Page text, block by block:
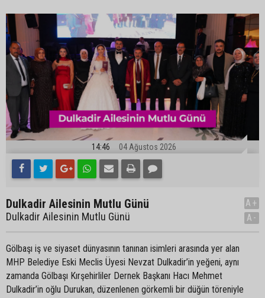
14:46 04 Ağustos 2026
Dulkadir Ailesinin Mutlu Günü
Dulkadir Ailesinin Mutlu Günü
A+
A-
Gölbaşı iş ve siyaset dünyasının tanınan isimleri arasında yer alan
MHP Belediye Eski Meclis Üyesi Nevzat Dulkadir’in yeğeni, aynı
zamanda Gölbaşı Kırşehirliler Dernek Başkanı Hacı Mehmet
Dulkadir’in oğlu Durukan, düzenlenen görkemli bir düğün töreniyle